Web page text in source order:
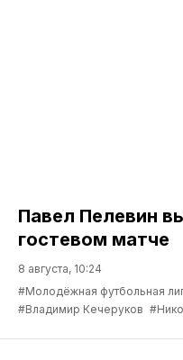
Павел Пелевин
гостевом матче
8 августа, 10:24
#Молодёжная футбольная
#Владимир Кечеруков